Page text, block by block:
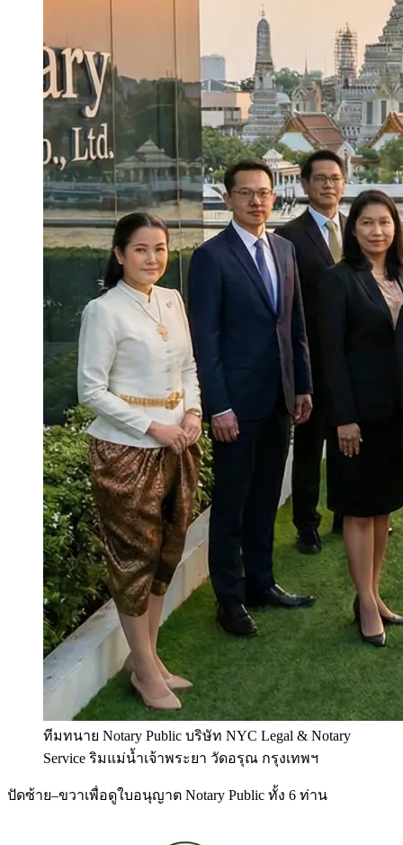
ทีมทนาย Notary Public บริษัท NYC Legal & Notary
Service ริมแม่น้ำเจ้าพระยา วัดอรุณ กรุงเทพฯ
ปัดซ้าย–ขวาเพื่อดูใบอนุญาต Notary Public ทั้ง 6 ท่าน